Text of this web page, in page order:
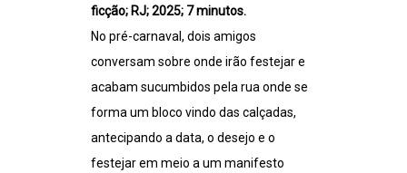
ficção; RJ; 2025; 7 minutos.
No pré-carnaval, dois amigos
conversam sobre onde irão festejar e
acabam sucumbidos pela rua onde se
forma um bloco vindo das calçadas,
antecipando a data, o desejo e o
festejar em meio a um manifesto